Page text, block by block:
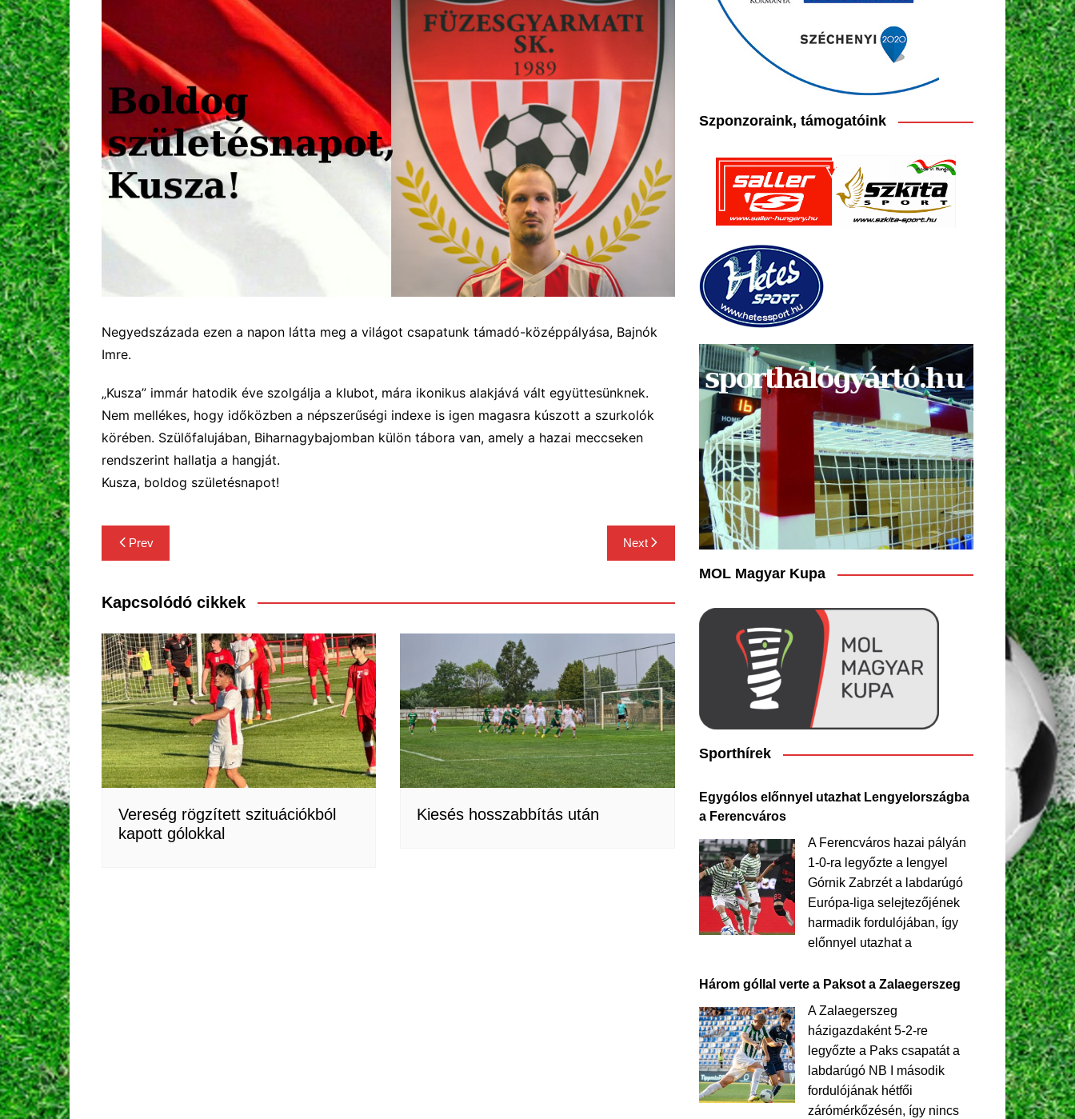
2025
Negyedszázada ezen a napon látta meg a világot csapatunk támadó-középpályása, Bajnók
Imre.
„Kusza” immár hatodik éve szolgálja a klubot, mára ikonikus alakjává vált együttesünknek.
Nem mellékes, hogy időközben a népszerűségi indexe is igen magasra kúszott a szurkolók
körében. Szülőfalujában, Biharnagybajomban külön tábora van, amely a hazai meccseken
rendszerint hallatja a hangját.
Kusza, boldog születésnapot!
Bejegyzés
navigáció
Prev Next
Kapcsolódó cikkek
Vereség rögzített szituációkból
kapott gólokkal
Kiesés hosszabbítás után
Szponzoraink, támogatóink
MOL Magyar Kupa
Sporthírek
Egygólos előnnyel utazhat Lengyelországba
a Ferencváros
A Ferencváros hazai pályán
1-0-ra legyőzte a lengyel
Górnik Zabrzét a labdarúgó
Európa-liga selejtezőjének
harmadik fordulójában, így
előnnyel utazhat a
Három góllal verte a Paksot a Zalaegerszeg
A Zalaegerszeg
házigazdaként 5-2-re
legyőzte a Paks csapatát a
labdarúgó NB I második
fordulójának hétfői
zárómérkőzésén, így nincs